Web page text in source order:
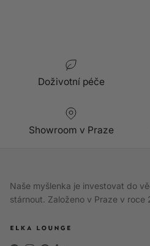
Doživotní péče
Showroom v Praze
Naše myšlenka je investovat do
stárnout. Založeno v Praze v roce